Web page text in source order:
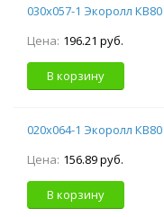
030х057-1 Экоролл
Цена: 196.21 руб.
В корзину
020х064-1 Экоролл
Цена: 156.89 руб.
В корзину